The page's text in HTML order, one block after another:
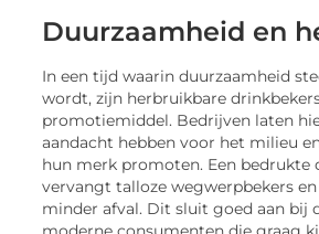
Duurzaamheid en
In een tijd waarin duurzaamheid
wordt, zijn herbruikbare
promotiemiddel. Bedrijven laten
aandacht hebben voor het milieu
hun merk promoten. Een bedrukte
vervangt talloze wegwerpbekers
minder afval. Dit sluit goed aan bij